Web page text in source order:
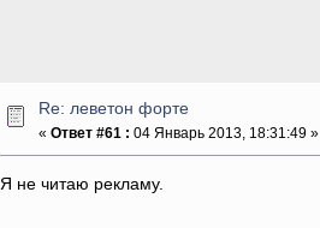
Re: леветон форте
«Ответ #61 : 04 Январь 2013, 18:31:49 »
Я не читаю рекламу.